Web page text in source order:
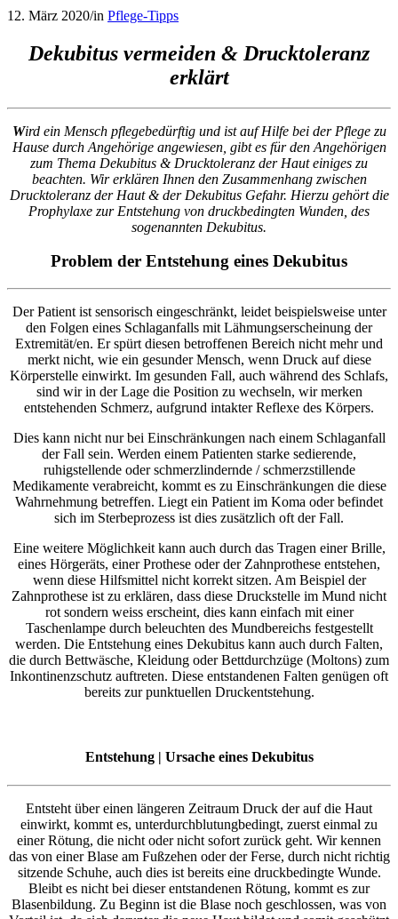
12. März 2020/in Pflege-Tipps
Dekubitus vermeiden & Drucktoleranz
erklärt
Wird ein Mensch pflegebedürftig und ist auf Hilfe bei der Pflege zu
Hause durch Angehörige angewiesen, gibt es für den Angehörigen
zum Thema Dekubitus & Drucktoleranz der Haut einiges zu
beachten. Wir erklären Ihnen den Zusammenhang zwischen
Drucktoleranz der Haut & der Dekubitus Gefahr. Hierzu gehört die
Prophylaxe zur Entstehung von druckbedingten Wunden, des
sogenannten Dekubitus.
Problem der Entstehung eines Dekubitus
Der Patient ist sensorisch eingeschränkt, leidet beispielsweise unter
den Folgen eines Schlaganfalls mit Lähmungserscheinung der
Extremität/en. Er spürt diesen betroffenen Bereich nicht mehr und
merkt nicht, wie ein gesunder Mensch, wenn Druck auf diese
Körperstelle einwirkt. Im gesunden Fall, auch während des Schlafs,
sind wir in der Lage die Position zu wechseln, wir merken
entstehenden Schmerz, aufgrund intakter Reflexe des Körpers.
Dies kann nicht nur bei Einschränkungen nach einem Schlaganfall
der Fall sein. Werden einem Patienten starke sedierende,
ruhigstellende oder schmerzlindernde / schmerzstillende
Medikamente verabreicht, kommt es zu Einschränkungen die diese
Wahrnehmung betreffen. Liegt ein Patient im Koma oder befindet
sich im Sterbeprozess ist dies zusätzlich oft der Fall.
Eine weitere Möglichkeit kann auch durch das Tragen einer Brille,
eines Hörgeräts, einer Prothese oder der Zahnprothese entstehen,
wenn diese Hilfsmittel nicht korrekt sitzen. Am Beispiel der
Zahnprothese ist zu erklären, dass diese Druckstelle im Mund nicht
rot sondern weiss erscheint, dies kann einfach mit einer
Taschenlampe durch beleuchten des Mundbereichs festgestellt
werden. Die Entstehung eines Dekubitus kann auch durch Falten,
die durch Bettwäsche, Kleidung oder Bettdurchzüge (Moltons) zum
Inkontinenzschutz auftreten. Diese entstandenen Falten genügen oft
bereits zur punktuellen Druckentstehung.
Entstehung | Ursache eines Dekubitus
Entsteht über einen längeren Zeitraum Druck der auf die Haut
einwirkt, kommt es, unterdurchblutungbedingt, zuerst einmal zu
einer Rötung, die nicht oder nicht sofort zurück geht. Wir kennen
das von einer Blase am Fußzehen oder der Ferse, durch nicht richtig
sitzende Schuhe, auch dies ist bereits eine druckbedingte Wunde.
Bleibt es nicht bei dieser entstandenen Rötung, kommt es zur
Blasenbildung. Zu Beginn ist die Blase noch geschlossen, was von